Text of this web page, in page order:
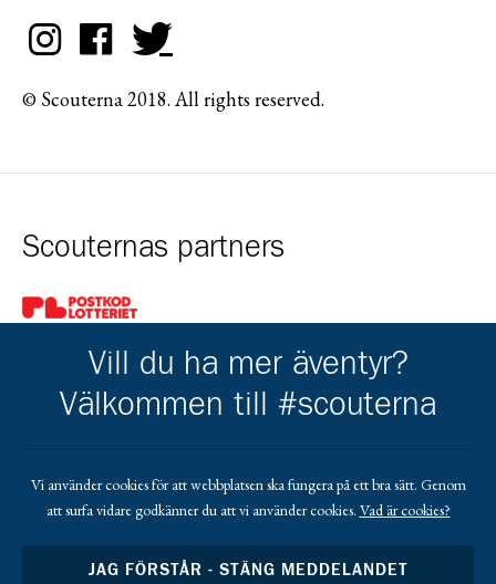
© Scouterna 2018. All rights reserved.
Scouternas partners
Gå till pl_50
Kårens partners
Gå till https://www.facebook.com/
Gå till https://lindgrenisandby.com/
Gå till https://Gå till https://sparbankenskane.se/
Vill du ha mer äventyr?
Välkommen till #scouterna
Vi använder cookies för att webbplatsen ska fungera på ett bra sätt. Genom
att surfa vidare godkänner du att vi använder cookies. Vad är cookies?
JAG FÖRSTÅR - STÄNG MEDDELANDET